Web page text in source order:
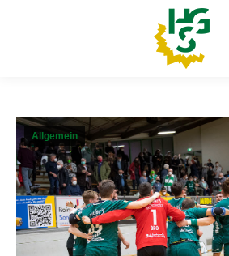
Allgemein